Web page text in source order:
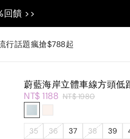
回饋 >>
行話題瘋搶$788起
蔚藍海岸立體車線方頭低
NT$ 1188 NT$ 1980
35 36 37 38 39